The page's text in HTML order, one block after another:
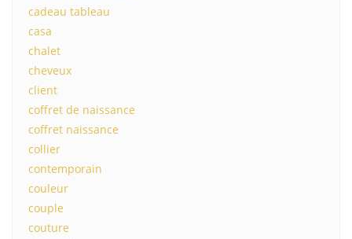
cadeau tableau
casa
chalet
cheveux
client
coffret de naissance
coffret naissance
collier
contemporain
couleur
couple
couture